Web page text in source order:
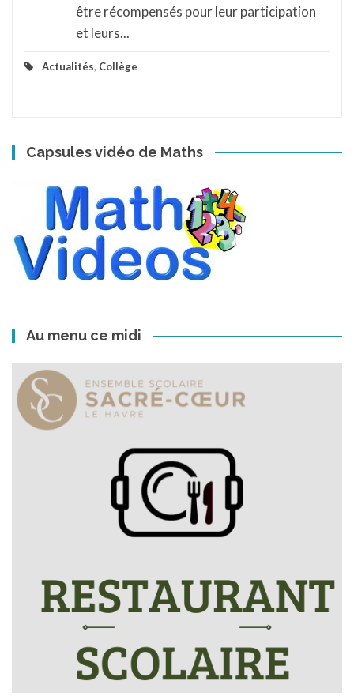
être récompensés pour leur participation
et leurs...
Actualités, Collège
Capsules vidéo de Maths
Au menu ce midi